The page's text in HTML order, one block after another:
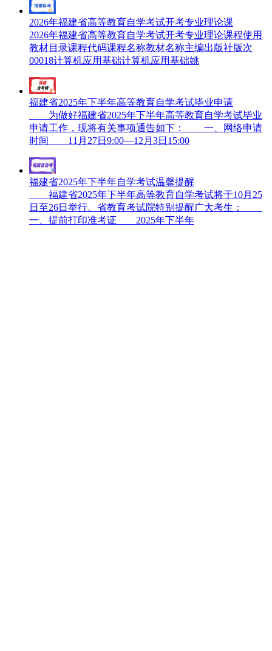
2026年福建省高等教育自学考试开考专业理论课
2026年福建省高等教育自学考试开考专业理论课程使用
教材目录课程代码课程名称教材名称主编出版社版次
00018计算机应用基础计算机应用基础姚
福建省2025年下半年高等教育自学考试毕业申请
为做好福建省2025年下半年高等教育自学考试毕业
申请工作，现将有关事项通告如下： 一、网络申请
时间 11月27日9:00—12月3日15:00
福建省2025年下半年自学考试温馨提醒
福建省2025年下半年高等教育自学考试将于10月25
日至26日举行。省教育考试院特别提醒广大考生：
一、提前打印准考证 2025年下半年